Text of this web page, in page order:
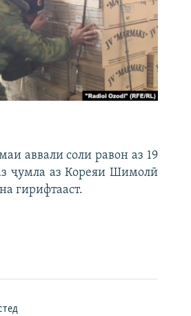
аввали соли равон аз 19
ҷумла аз Кореяи Шимолӣ
гирифтааст.